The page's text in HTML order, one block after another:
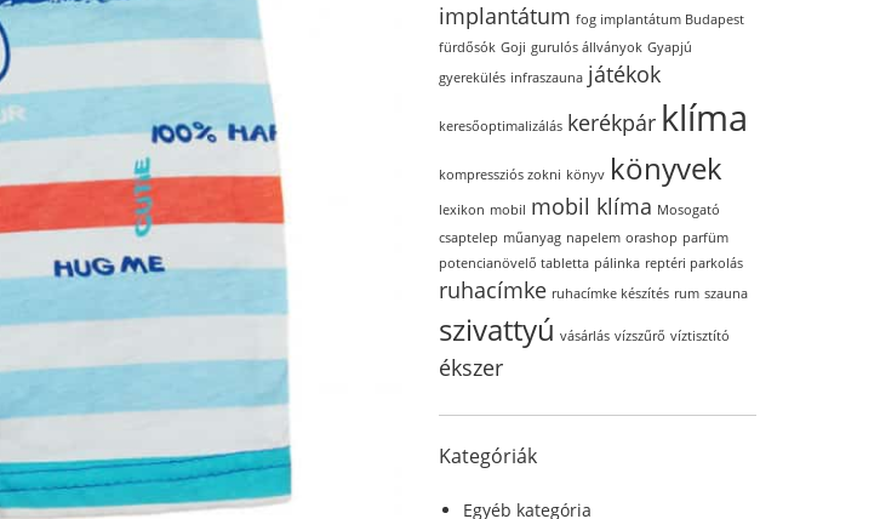
implantátum fog implantátum Budapest
fürdősók Goji gurulós állványok Gyapjú
gyerekülés infraszauna játékok
keresőoptimalizálás kerékpár klíma
kompressziós zokni könyv könyvek
lexikon mobil mobil klíma Mosogató
csaptelep műanyag napelem orashop parfüm
potencianövelő tabletta pálinka reptéri parkolás
ruhacímke ruhacímke készítés rum szauna
szivattyú vásárlás vízszűrő víztisztító
ékszer
Kategóriák
Egyéb kategória